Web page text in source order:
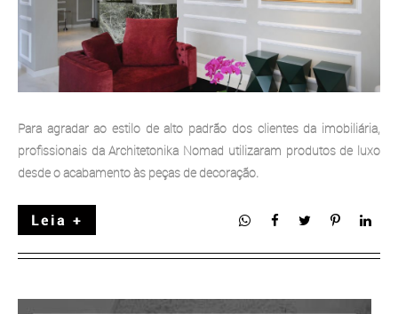
Para agradar ao estilo de alto padrão dos clientes da imobiliária,
profissionais da Architetonika Nomad utilizaram produtos de luxo
desde o acabamento às peças de decoração.
Leia +